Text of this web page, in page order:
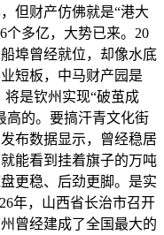
但财产仿佛就是“港大
个多亿，大势已来。20
埠曾经就位，却像水底
短板，中马财产园是
将是钦州实现“破茧成
高的。要搞汗青文化街
布数据显示，曾经稳居
能看到挂着旗子的万吨
更稳、后劲更脚。是实
年，山西省长治市召开
曾经建成了全国最大的